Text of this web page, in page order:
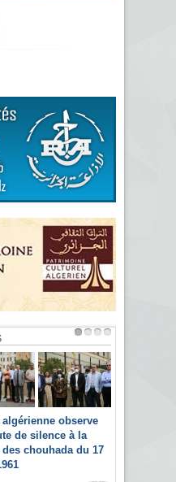
algérienne observe
de silence à la
chouhada du 17